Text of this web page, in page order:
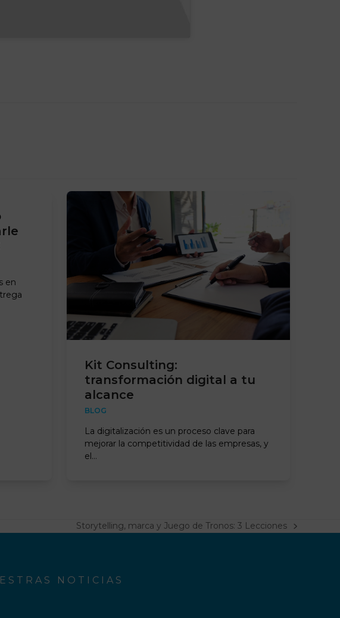
en
Kit Consulting:
transformación digital a tu
alcance
BLOG
La digitalización es un proceso clave para
mejorar la competitividad de las empresas, y
el…
next
Storytelling, marca y Juego de Tronos: 3 Lecciones
NOTICIAS